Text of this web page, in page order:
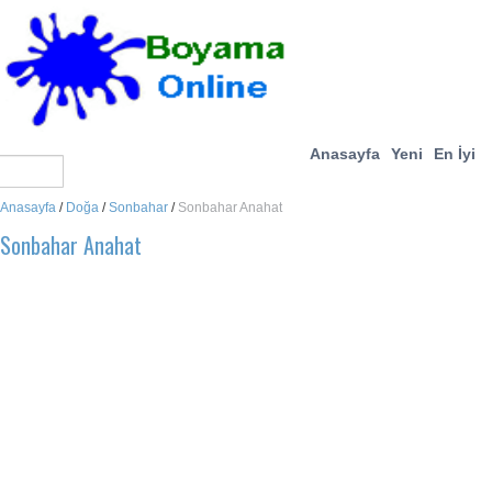
Anasayfa Yeni En İyi
Anasayfa / Doğa /Sonbahar / Sonbahar Anahat
Sonbahar Anahat